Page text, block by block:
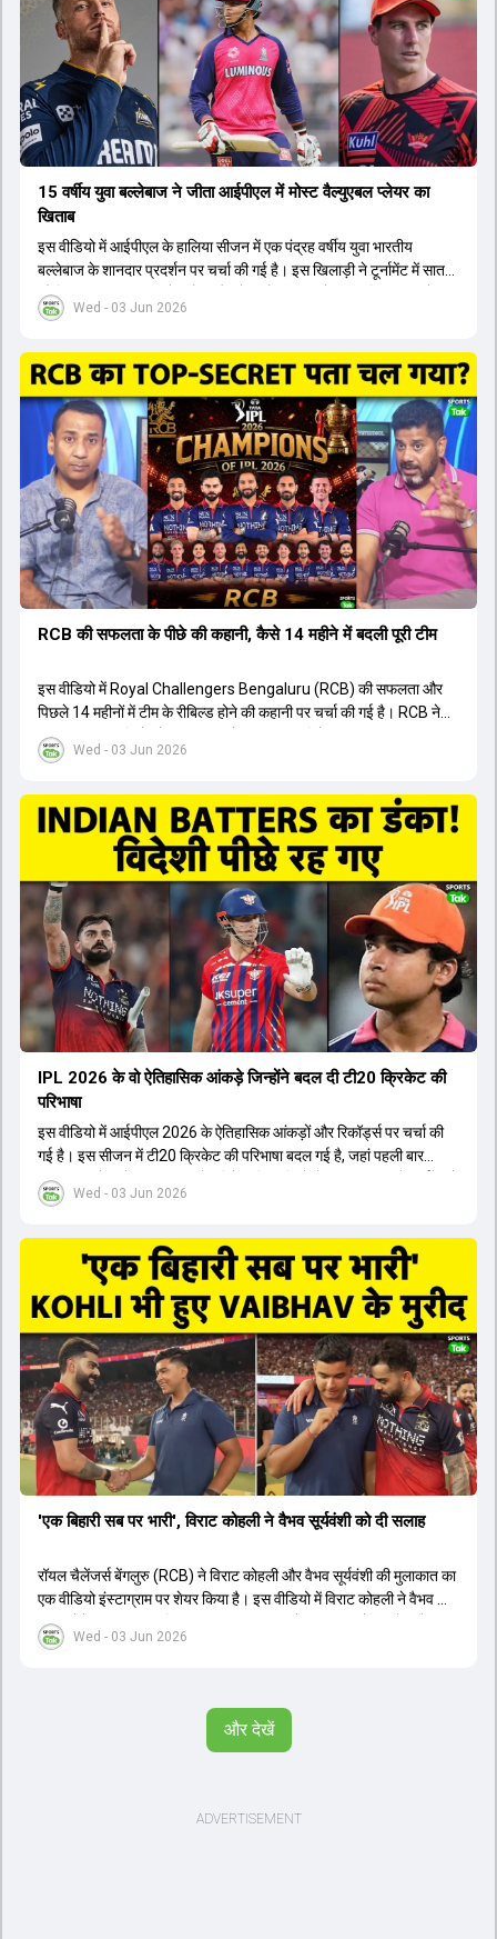
अगरकर की अगुवाई वाली चयन समिति और कोच गौतम गंभीर आगामी टी20 वर्ल्ड
कप और 2028 ओलंपिक के लिए लंबी अवधि का विजन लेकर चल रहे हैं।
Wed - 03 Jun 2026
15 वर्षीय युवा बल्लेबाज ने जीता आईपीएल में मोस्ट वैल्युएबल प्लेयर का
खिताब
इस वीडियो में आईपीएल के हालिया सीजन में एक पंद्रह वर्षीय युवा भारतीय
बल्लेबाज के शानदार प्रदर्शन पर चर्चा की गई है। इस खिलाड़ी ने टूर्नामेंट में सात
सौ छिहत्तर रन बनाकर ऑरेंज कैप और मोस्ट वैल्युएबल प्लेयर का खिताब अपने नाम
किया है। वीडियो में बताया गया है कि ऑस्ट्रेलियाई टीम के वर्तमान कप्तान और
ऑस्ट्रेलियाई कप्तान के अनुसार, शुरुआत में लोगों को इस खिलाड़ी के प्रदर्शन पर
संदेह था, लेकिन अब उसने खुद को एक बेहतरीन बल्लेबाज साबित कर दिया है जो
गेंद को बाउंड्री के काफी पार मारने की क्षमता रखता है। वहीं, इंग्लैंड के पूर्व कप्तान
ने कहा कि टूर्नामेंट जीतने वाली टीम के अलावा इस सीजन की सबसे बड़ी बात इस
युवा खिलाड़ी का प्रदर्शन रहा है, जिसे देखने के लिए स्टेडियम में भारी भीड़ उमड़ती
थी। शानदार प्रदर्शन के बाद इस युवा खिलाड़ी को श्रीलंका में होने वाली
त्रिकोणीय सीरीज के लिए इंडिया ए टीम में भी शामिल कर लिया गया है।
Wed - 03 Jun 2026
RCB की सफलता के पीछे की कहानी, कैसे 14 महीने में बदली पूरी टीम
इस वीडियो में Royal Challengers Bengaluru (RCB) की सफलता और
पिछले 14 महीनों में टीम के रीबिल्ड होने की कहानी पर चर्चा की गई है। RCB ने
अपनी पुरानी गलतियों को स्वीकार करते हुए एक नया रिसेट बटन दबाया। टीम
मैनेजमेंट में Mo Bobat, Andy Flower, Dinesh Karthik और एनालिस्ट
के तहत Bhuvneshwar Kumar, Krunal Pandya और Rasikh Salam
जैसे भारतीय खिलाड़ियों को टीम में शामिल किया गया, जिन्होंने शानदार प्रदर्शन
किया। इसके अलावा, Virat Kohli की भूमिका में भी बदलाव देखा गया, जहां वह
अब टीम के युवा खिलाड़ियों के साथ ज्यादा जुड़े हुए नजर आते हैं। कप्तान Rajat
Patidar के नेतृत्व में टीम का कम्युनिकेशन बहुत स्पष्ट रहा है। एनालिस्ट से लेकर
मैनेजमेंट तक, सभी एक ही पेज पर रहते हैं, जिससे मैदान पर कोई कंफ्यूजन नहीं
होता। यही कारण है कि RCB ने लगातार सफलता हासिल की है।
Wed - 03 Jun 2026
IPL 2026 के वो ऐतिहासिक आंकड़े जिन्होंने बदल दी टी20 क्रिकेट की
परिभाषा
इस वीडियो में आईपीएल 2026 के ऐतिहासिक आंकड़ों और रिकॉर्ड्स पर चर्चा की
गई है। इस सीजन में टी20 क्रिकेट की परिभाषा बदल गई है, जहां पहली बार
भारतीय बल्लेबाजों का स्ट्राइक रेट विदेशी खिलाड़ियों से ज्यादा रहा। पूरे टूर्नामेंट में
1426 छक्के लगे और 65 बार टीमों ने 200 से ज्यादा का स्कोर बनाया, जो एक
स्ट्राइक रेट के साथ मोस्ट वैल्युएबल प्लेयर का खिताब जीता। इसके अलावा पंजाब
और बेंगलुरु के प्रदर्शन के साथ-साथ लक्ष्य का पीछा करने वाली टीमों की सफलता
के आंकड़ों का भी विश्लेषण किया गया है।
Wed - 03 Jun 2026
'एक बिहारी सब पर भारी', विराट कोहली ने वैभव सूर्यवंशी को दी सलाह
रॉयल चैलेंजर्स बेंगलुरु (RCB) ने विराट कोहली और वैभव सूर्यवंशी की मुलाकात का
एक वीडियो इंस्टाग्राम पर शेयर किया है। इस वीडियो में विराट कोहली ने वैभव को
सलाह देते हुए कहा, 'एक बिहारी सब पर भारी। बस गेम खत्म।' कोहली ने उन्हें खुद
पर विश्वास रखने और नकारात्मक बातों पर ध्यान न देने की सलाह दी। आईपीएल
सीरीज खेलेंगे। वहीं, विराट कोहली लंदन रवाना हो गए हैं और अगली वनडे सीरीज में
और देखें